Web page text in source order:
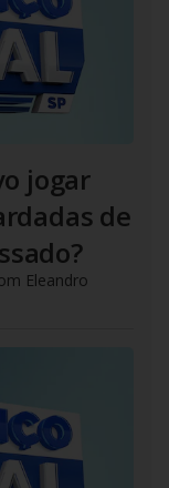
jogar
de
Eleandro